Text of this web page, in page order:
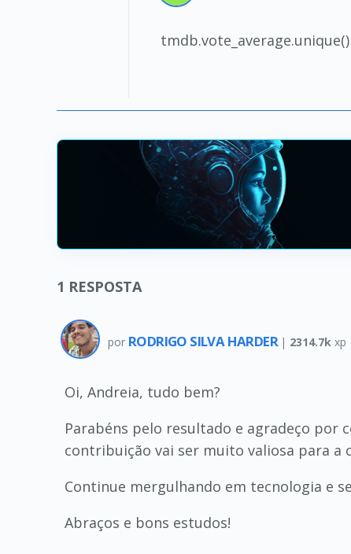
tmdb.vote_average.unique()
1 RESPOSTA
por RODRIGO SILVA HARDER | 2314.7k xp
Oi, Andreia, tudo bem?
Parabéns pelo resultado e agradeço por
contribuição vai ser muito valiosa para a
Continue mergulhando em tecnologia e
Abraços e bons estudos!